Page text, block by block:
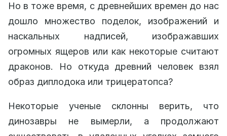
Но в тоже время, с древнейших времен до нас
дошло множество поделок, изображений и
наскальных надписей, изображавших
огромных ящеров или как некоторые считают
драконов. Но откуда древний человек взял
образ диплодока или трицератопса?
Некоторые ученые склонны верить, что
динозавры не вымерли, а продолжают